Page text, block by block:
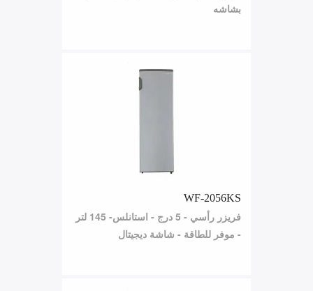
بشاشه
WF-2056KS
فريزر رأسي - 5 درج - استانلس- 145 لتر
- موفر للطاقة - شاشة ديجيتال